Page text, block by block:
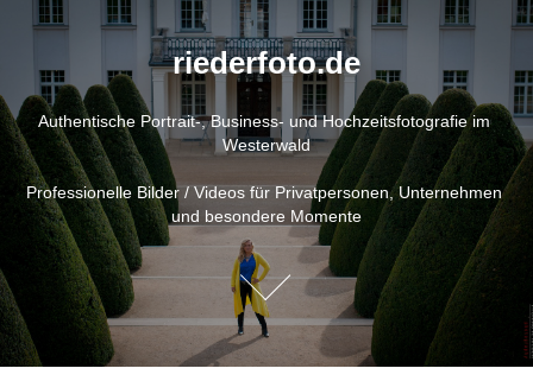
riederfoto.de
Authentische Portrait-, Business- und Hochzeitsfotografie im
Westerwald
Professionelle Bilder / Videos für Privatpersonen, Unternehmen
und besondere Momente